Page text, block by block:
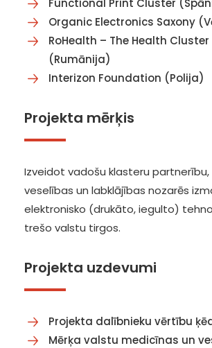
Functional Print Cluster
Organic Electronics Saxony
RoHealth – The Health
(Rumānija)
Interizon Foundation (Polija)
Projekta mērķis
Izveidot vadošu klasteru partnerību,
veselības un labklājības nozarēs
elektronisko (drukāto, iegulto)
trešo valstu tirgos.
Projekta uzdevumi
Projekta dalībnieku vērtību
Mērķa valstu medicīnas un